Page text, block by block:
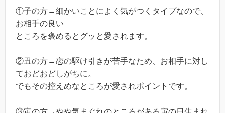
①子の方→細かいことによく気がつくタイプなので、
お相手の良い
ところを褒めるとグッと愛されます。
②丑の方→恋の駆け引きが苦手なため、お相手に対し
ておどおどしがちに。
でもその控えめなところが愛されポイントです。